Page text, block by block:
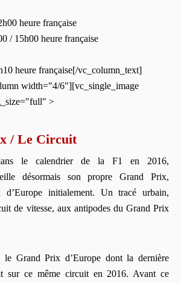
heure française
/ 15h00 heure française
heure française[/vc_column_text]
width="4/6"][vc_single_image
>
/ Le Circuit
le calendrier de la F1 en 2016,
désormais son propre Grand Prix,
d’Europe initialement. Un tracé urbain,
de vitesse, aux antipodes du Grand Prix
le Grand Prix d’Europe dont la dernière
sur ce même circuit en 2016. Avant ce